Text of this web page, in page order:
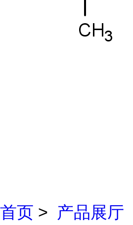
首页 > 产品展厅